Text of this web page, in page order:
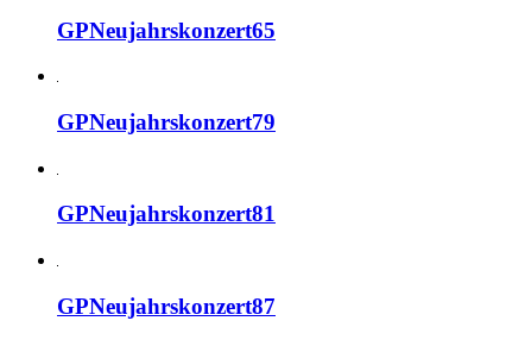
GPNeujahrskonzert65
GPNeujahrskonzert79
GPNeujahrskonzert81
GPNeujahrskonzert87